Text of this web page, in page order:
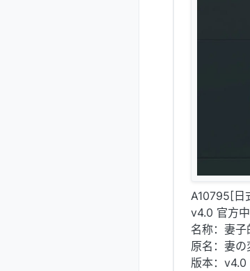
A10795[日
v4.0 官方
名称：妻
原名：妻
版本：v4.0